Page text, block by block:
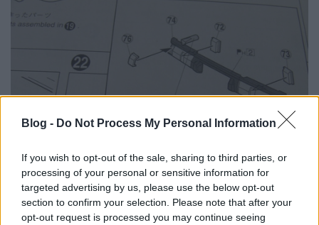
Blog - Do Not Process My Personal Information
If you wish to opt-out of the sale, sharing to third parties, or
processing of your personal or sensitive information for
targeted advertising by us, please use the below opt-out
section to confirm your selection. Please note that after your
opt-out request is processed you may continue seeing